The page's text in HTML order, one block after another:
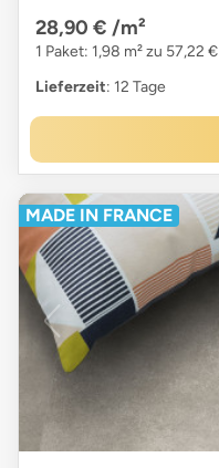
28,90 € /m²
1 Paket: 1,98 m² zu 57,22 €
Lieferzeit: 12 Tage
MADE IN FRANCE